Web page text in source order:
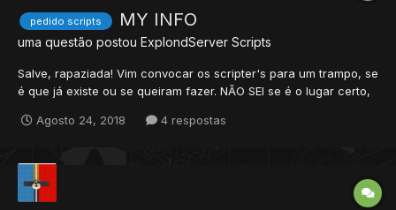
pedido scripts MY INFO
uma questão postou ExplondServer Scripts
Salve, rapaziada! Vim convocar os scripter's para um trampo, se
é que já existe ou se queiram fazer. NÃO SEI se é o lugar certo,
procurando e não achei o script para mim ver as minhas
Agosto 24, 2018 4 respostas